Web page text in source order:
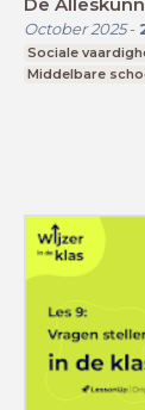
October 2025-
Sociale
Middelbare